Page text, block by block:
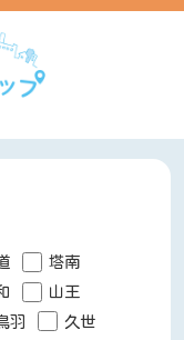
塔南
山王
羽 久世